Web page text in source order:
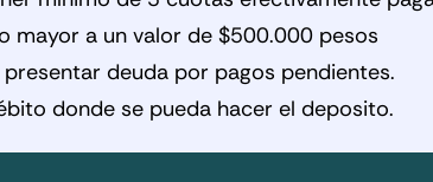
mayor a un valor de $500.000 pesos
deuda por pagos pendientes.
donde se pueda hacer el deposito.